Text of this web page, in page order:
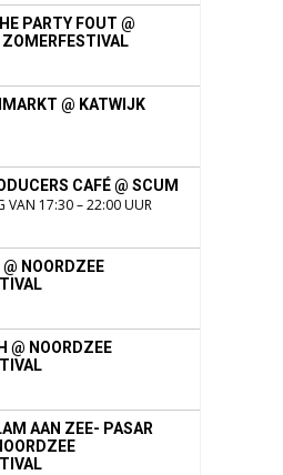
PARTY FOUT @
ZOMERFESTIVAL
@ KATWIJK
CAFÉ @ SCUM
VAN 17:30 – 22:00 UUR
NOORDZEE
@ NOORDZEE
AAN ZEE- PASAR